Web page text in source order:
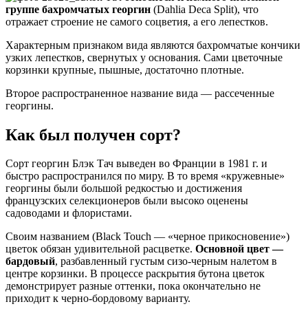
группе бахромчатых георгин (Dahlia Deca Split), что
отражает строение не самого соцветия, а его лепестков.
Характерным признаком вида являются бахромчатые кончики
узких лепестков, свернутых у основания. Сами цветочные
корзинки крупные, пышные, достаточно плотные.
Второе распространенное название вида — рассеченные
георгины.
Как был получен сорт?
Сорт георгин Блэк Тач выведен во Франции в 1981 г. и
быстро распространился по миру. В то время «кружевные»
георгины были большой редкостью и достижения
французских селекционеров были высоко оценены
садоводами и флористами.
Своим названием (Black Touch — «черное прикосновение»)
цветок обязан удивительной расцветке. Основной цвет —
бардовый, разбавленный густым сизо-черным налетом в
центре корзинки. В процессе раскрытия бутона цветок
демонстрирует разные оттенки, пока окончательно не
приходит к черно-бордовому варианту.